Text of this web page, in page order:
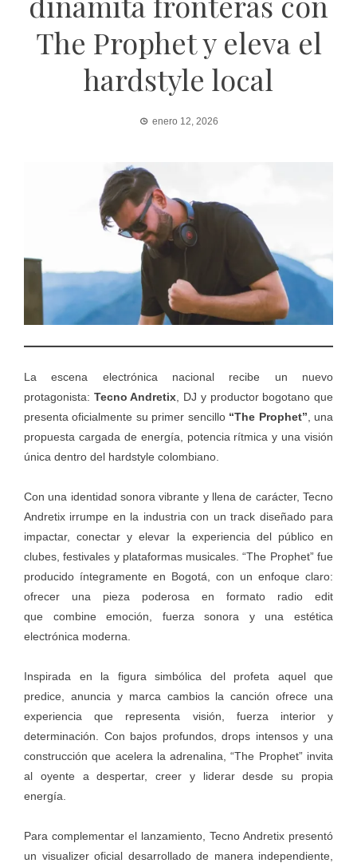
The Prophet y eleva el
hardstyle local
enero 12, 2026
La escena electrónica nacional recibe un nuevo
protagonista: Tecno Andretix , DJ y productor bogotano que
presenta oficialmente su primer sencillo “The Prophet” , una
propuesta cargada de energía, potencia rítmica y una visión
única dentro del hardstyle colombiano.
Con una identidad sonora vibrante y llena de carácter, Tecno
Andretix irrumpe en la industria con un track diseñado para
impactar, conectar y elevar la experiencia del público en
clubes, festivales y plataformas musicales. “The Prophet” fue
producido íntegramente en Bogotá, con un enfoque claro:
ofrecer una pieza poderosa en formato radio edit
que combine emoción, fuerza sonora y una estética
electrónica moderna.
Inspirada en la figura simbólica del profeta aquel que
predice, anuncia y marca cambios la canción ofrece una
experiencia que representa visión, fuerza interior y
determinación. Con bajos profundos, drops intensos y una
construcción que acelera la adrenalina, “The Prophet” invita
al oyente a despertar, creer y liderar desde su propia
energía.
Para complementar el lanzamiento, Tecno Andretix presentó
un visualizer oficial desarrollado de manera independiente,